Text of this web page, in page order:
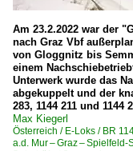
Am 23.2.2022 war der
nach Graz Vbf
von Gloggnitz bis
einem
Unterwerk wurde das
abgekuppelt und der
283, 1144 211 und
Max Kiegerl
Österreich / E-Loks / BR
a.d. Mur – Graz –